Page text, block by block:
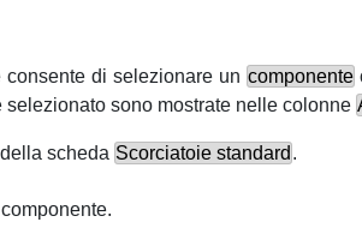
di selezionare un componente
sono mostrate nelle colonne
scheda Scorciatoie standard .